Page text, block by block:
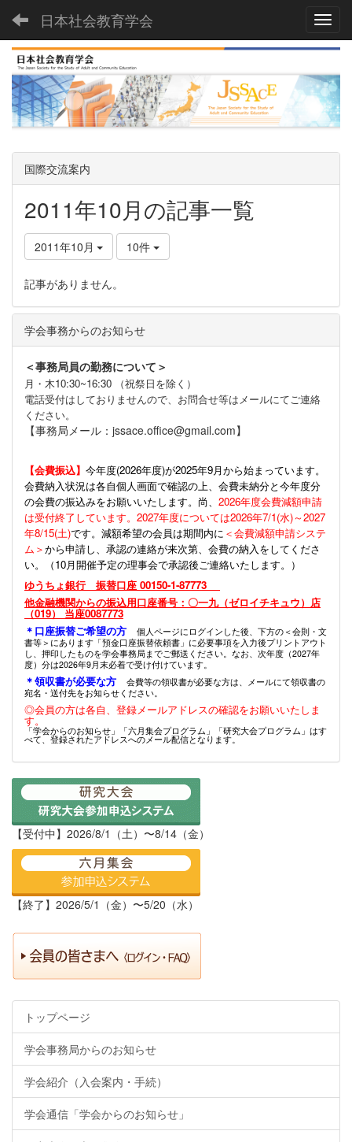
日本社会教育学会
国際交流案内
2011年10月の記事一覧
2011年10月 10件
記事がありません。
学会事務からのお知らせ
＜事務局員の勤務について＞
月・木10:30~16:30 （祝祭日を除く）
電話受付はしておりませんので、お問合せ等はメールにてご連絡
ください。
【事務局メール：jssace.office@gmail.com】
【会費振込】 今年度(2026年度)が2025年9月から始まっています。
会費納入状況は各自個人画面で確認の上、会費未納分と今年度分
の会費の振込みをお願いいたします。尚、 2026年度会費減額申請
は受付終了しています。2027年度については2026年7/1(水)～2027
年8/15(土)です。減額希望の会員は期間内に ＜会費減額申請システ
ム＞から申請し、承認の連絡が来次第、会費の納入をしてくださ
い。（10月開催予定の理事会で承認後ご連絡いたします。）
ゆうちょ銀行 振替口座 00150-1-87773
他金融機関からの振込用口座番号：〇一九（ゼロイチキュウ）店
（019） 当座0087773
＊口座振替ご希望の方
個人ページにログインした後、下方の＜会則・文
書等＞にあります「預金口座振替依頼書」に必要事項を入力後プリントアウト
し、押印したものを学会事務局までご郵送ください。なお、次年度（2027年
度）分は2026年9月末必着で受け付けています。
＊領収書が必要な方
会費等の領収書が必要な方は、メールにて領収書の
宛名・送付先をお知らせください。
◎会員の方は各自、登録メールアドレスの確認をお願いいたしま
す。
「学会からのお知らせ」「六月集会プログラム」「研究大会プログラム」はす
べて、登録されたアドレスへのメール配信となります。
【受付中】2026/8/1（土）〜8/14（金）
【終了】2026/5/1（金）〜5/20（水）
トップページ
学会事務局からのお知らせ
学会紹介（入会案内・手続）
学会通信「学会からのお知らせ」